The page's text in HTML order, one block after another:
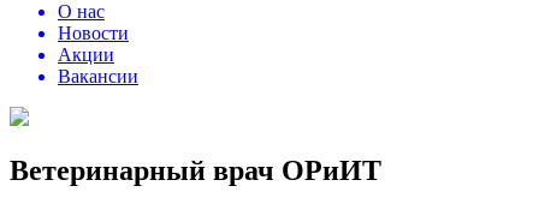
О нас
Новости
Акции
Вакансии
Ветеринарный врач ОРиИТ